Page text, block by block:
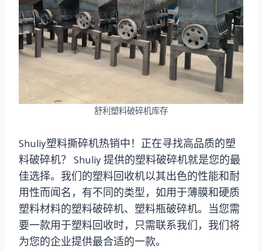
舒利塑料破碎机库存
Shuliy塑料撕碎机热销中！正在寻找高品质的塑
料破碎机？ Shuliy 提供的塑料破碎机就是您的最
佳选择。我们的塑料回收机以其出色的性能和耐
用性而闻名，有不同的类型，如用于薄膜和硬质
塑料材料的塑料破碎机、塑料瓶破碎机。当您需
要一款用于塑料回收时，只需联系我们，我们将
为您的企业提供最合适的一款。